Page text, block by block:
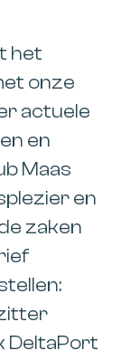
het
onze
actuele
en
Maas
en
zaken
DeltaPort